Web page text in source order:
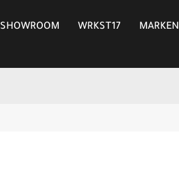
SHOWROOM WRKST17 MARKEN